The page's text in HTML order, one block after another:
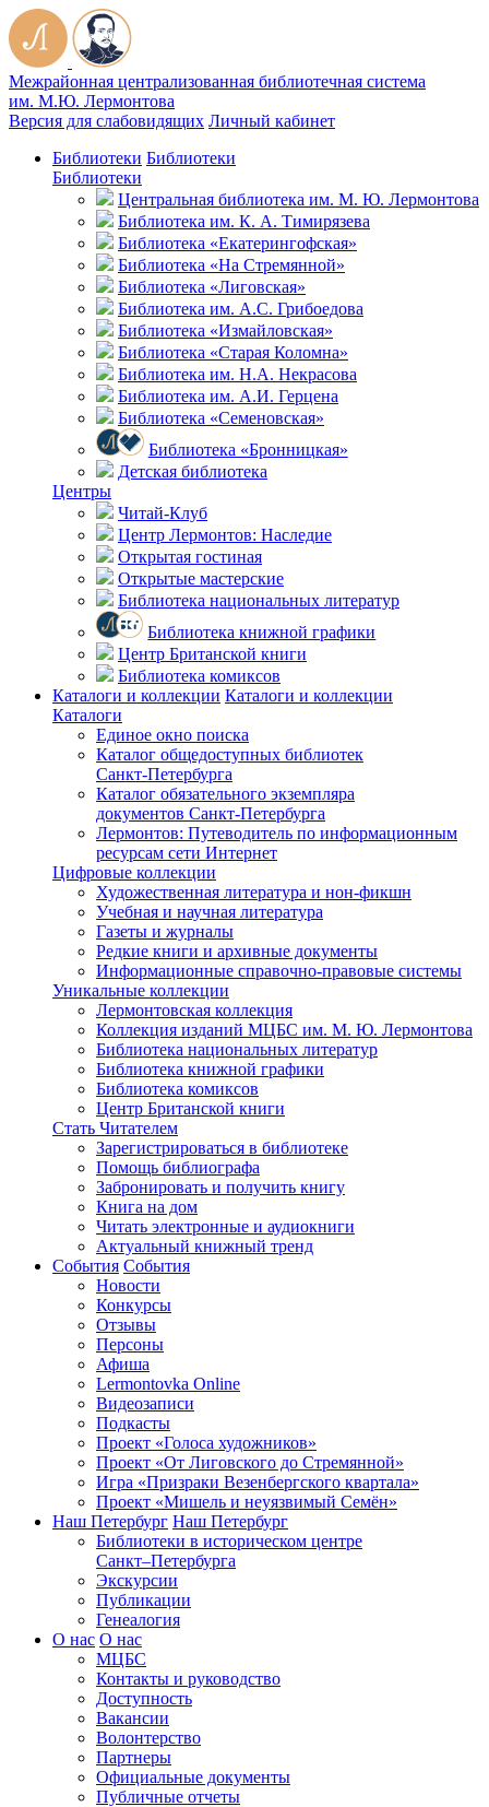
Межрайонная централизованная библиотечная система
им. М.Ю. Лермонтова
Версия для слабовидящих Личный кабинет
Библиотеки Библиотеки
Библиотеки
Центральная библиотека им. М. Ю. Лермонтова
Библиотека им. К. А. Тимирязева
Библиотека «Екатерингофская»
Библиотека «На Стремянной»
Библиотека «Лиговская»
Библиотека им. А.С. Грибоедова
Библиотека «Измайловская»
Библиотека «Старая Коломна»
Библиотека им. Н.А. Некрасова
Библиотека им. А.И. Герцена
Библиотека «Семеновская»
Библиотека «Бронницкая»
Детская библиотека
Центры
Читай-Клуб
Центр Лермонтов: Наследие
Открытая гостиная
Открытые мастерские
Библиотека национальных литератур
Библиотека книжной графики
Центр Британской книги
Библиотека комиксов
Каталоги и коллекции Каталоги и коллекции
Каталоги
Единое окно поиска
Каталог общедоступных библиотек
Санкт-Петербурга
Каталог обязательного экземпляра
документов Санкт-Петербурга
Лермонтов: Путеводитель по информационным
ресурсам сети Интернет
Цифровые коллекции
Художественная литература и нон-фикшн
Учебная и научная литература
Газеты и журналы
Редкие книги и архивные документы
Информационные справочно-правовые системы
Уникальные коллекции
Лермонтовская коллекция
Коллекция изданий МЦБС им. М. Ю. Лермонтова
Библиотека национальных литератур
Библиотека книжной графики
Библиотека комиксов
Центр Британской книги
Стать Читателем
Зарегистрироваться в библиотеке
Помощь библиографа
Забронировать и получить книгу
Книга на дом
Читать электронные и аудиокниги
Актуальный книжный тренд
События События
Новости
Конкурсы
Отзывы
Персоны
Афиша
Lermontovka Online
Видеозаписи
Подкасты
Проект «Голоса художников»
Проект «От Лиговского до Стремянной»
Игра «Призраки Везенбергского квартала»
Проект «Мишель и неуязвимый Семён»
Наш Петербург Наш Петербург
Библиотеки в историческом центре
Санкт–Петербурга
Экскурсии
Публикации
Генеалогия
О нас О нас
МЦБС
Контакты и руководство
Доступность
Вакансии
Волонтерство
Партнеры
Официальные документы
Публичные отчеты